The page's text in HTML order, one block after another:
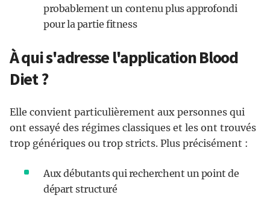
probablement un contenu plus approfondi
pour la partie fitness
À qui s'adresse l'application Blood
Diet ?
Elle convient particulièrement aux personnes qui
ont essayé des régimes classiques et les ont trouvés
trop génériques ou trop stricts. Plus précisément :
Aux débutants qui recherchent un point de
départ structuré